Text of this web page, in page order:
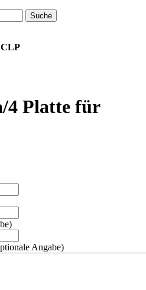
Suche
4 Platte für
Angabe)